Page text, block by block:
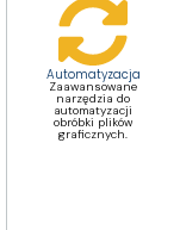
Automatyzacja
Zaawansowane
narzędzia do
automatyzacji
obróbki plików
graficznych.